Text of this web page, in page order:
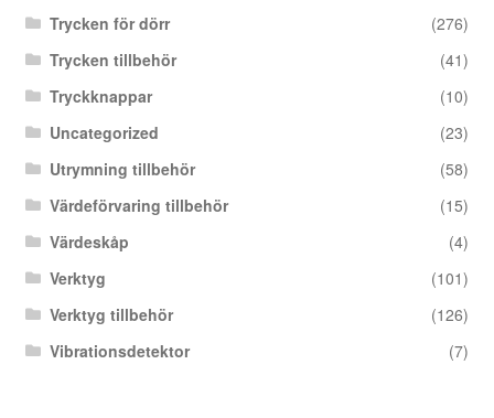
Trycken för dörr
(276)
Trycken tillbehör
(41)
Tryckknappar
(10)
Uncategorized
(23)
Utrymning tillbehör
(58)
Värdeförvaring tillbehör
(15)
Värdeskåp
(4)
Verktyg
(101)
Verktyg tillbehör
(126)
Vibrationsdetektor
(7)